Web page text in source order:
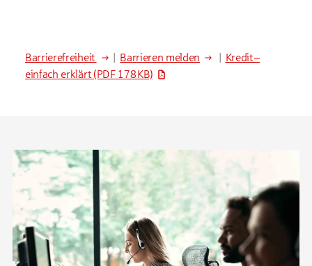
Barrierefreiheit Barrieren melden
Kredit –
einfach erklärt (PDF 178 KB)